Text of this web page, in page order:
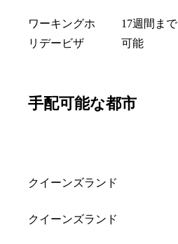
ワーキングホ
リデービザ
17週間まで
可能
手配可能な都市
クイーンズランド
クイーンズランド